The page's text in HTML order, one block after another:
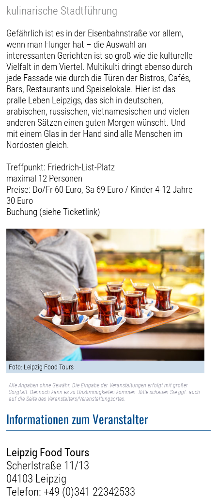
kulinarische Stadtführung
Gefährlich ist es in der Eisenbahnstraße vor allem,
wenn man Hunger hat – die Auswahl an
interessanten Gerichten ist so groß wie die kulturelle
Vielfalt in dem Viertel. Multikulti dringt ebenso durch
jede Fassade wie durch die Türen der Bistros, Cafés,
Bars, Restaurants und Speiselokale. Hier ist das
pralle Leben Leipzigs, das sich in deutschen,
arabischen, russischen, vietnamesischen und vielen
anderen Sätzen einen guten Morgen wünscht. Und
mit einem Glas in der Hand sind alle Menschen im
Nordosten gleich.
Treffpunkt: Friedrich-List-Platz
maximal 12 Personen
Preise: Do/Fr 60 Euro, Sa 69 Euro / Kinder 4-12 Jahre
30 Euro
Buchung (siehe Ticketlink)
Foto: Leipzig Food Tours
Alle Angaben ohne Gewähr. Die Eingabe der Veranstaltungen erfolgt mit großer
Sorgfalt. Dennoch kann es zu Unstimmigkeiten kommen. Bitte schauen Sie ggf. auch
auf die Seite des Veranstalters/Veranstaltungsortes.
Informationen zum Veranstalter
Leipzig Food Tours
Scherlstraße 11/13
04103 Leipzig
Telefon: +49 (0)341 22342533